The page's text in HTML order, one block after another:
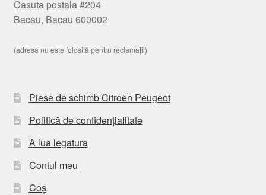
Casuta postala #204
Bacau, Bacau 600002
(adresa nu este folosită pentru reclamații)
Piese de schimb Citroën Peugeot
Politică de confidențialitate
A lua legatura
Contul meu
Coș